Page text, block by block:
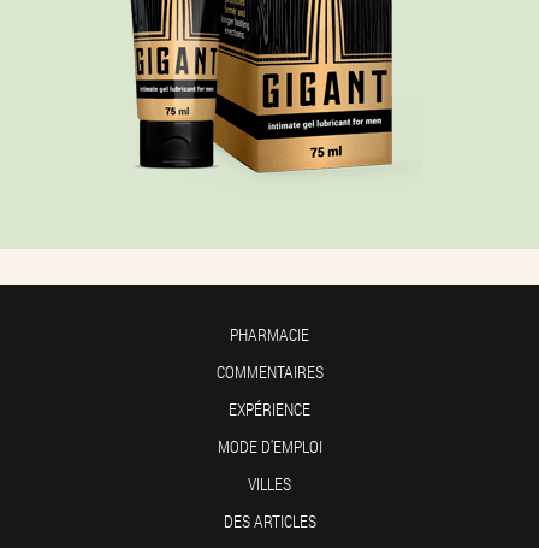
PHARMACIE
COMMENTAIRES
EXPÉRIENCE
MODE D'EMPLOI
VILLES
DES ARTICLES